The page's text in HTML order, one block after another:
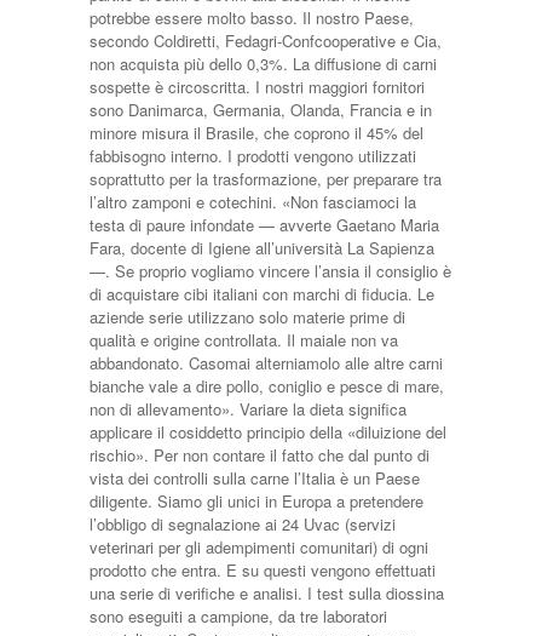
potrebbe essere molto basso. Il nostro Paese,
secondo Coldiretti, Fedagri-Confcooperative e Cia,
non acquista più dello 0,3%. La diffusione di carni
sospette è circoscritta. I nostri maggiori fornitori
sono Danimarca, Germania, Olanda, Francia e in
minore misura il Brasile, che coprono il 45% del
fabbisogno interno. I prodotti vengono utilizzati
soprattutto per la trasformazione, per preparare tra
l’altro zamponi e cotechini. «Non fasciamoci la
testa di paure infondate — avverte Gaetano Maria
Fara, docente di Igiene all’università La Sapienza
—. Se proprio vogliamo vincere l’ansia il consiglio è
di acquistare cibi italiani con marchi di fiducia. Le
aziende serie utilizzano solo materie prime di
qualità e origine controllata. Il maiale non va
abbandonato. Casomai alterniamolo alle altre carni
bianche vale a dire pollo, coniglio e pesce di mare,
non di allevamento». Variare la dieta significa
applicare il cosiddetto principio della «diluizione del
rischio». Per non contare il fatto che dal punto di
vista dei controlli sulla carne l’Italia è un Paese
diligente. Siamo gli unici in Europa a pretendere
l’obbligo di segnalazione ai 24 Uvac (servizi
veterinari per gli adempimenti comunitari) di ogni
prodotto che entra. E su questi vengono effettuati
una serie di verifiche e analisi. I test sulla diossina
sono eseguiti a campione, da tre laboratori